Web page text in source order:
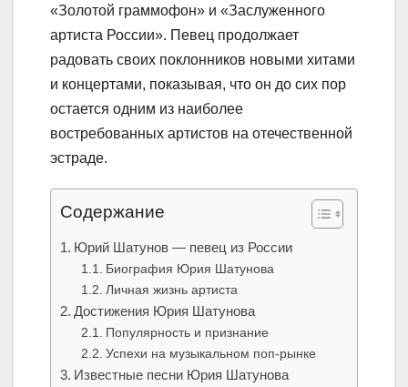
«Золотой граммофон» и «Заслуженного
артиста России». Певец продолжает
радовать своих поклонников новыми хитами
и концертами, показывая, что он до сих пор
остается одним из наиболее
востребованных артистов на отечественной
эстраде.
Содержание
Юрий Шатунов — певец из России
Биография Юрия Шатунова
Личная жизнь артиста
Достижения Юрия Шатунова
Популярность и признание
Успехи на музыкальном поп-рынке
Известные песни Юрия Шатунова